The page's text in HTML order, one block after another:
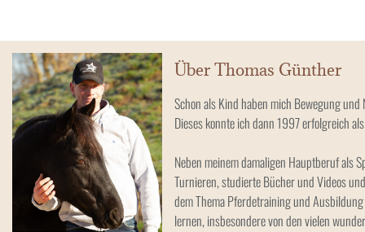
Über Thomas Günther
Schon als Kind haben mich Bewegung
Dieses konnte ich dann 1997 erfolgreich
Neben meinem damaligen Hauptberuf als
Turnieren, studierte Bücher und Videos
dem Thema Pferdetraining und
lernen, insbesondere von den vielen